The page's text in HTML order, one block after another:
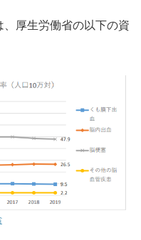
厚生労働省の以下の資